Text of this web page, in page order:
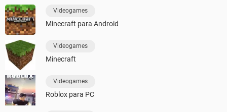
Videogames
Minecraft para Android
Videogames
Minecraft
Videogames
Roblox para PC